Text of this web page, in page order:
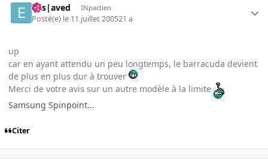
Ens|aved INpactien
Posté(e) le 11 juillet 200521 a
up
car en ayant attendu un peu longtemps, le barracuda devient
de plus en plus dur à trouver
Merci de votre avis sur un autre modèle à la limite
Samsung Spinpoint...
Citer